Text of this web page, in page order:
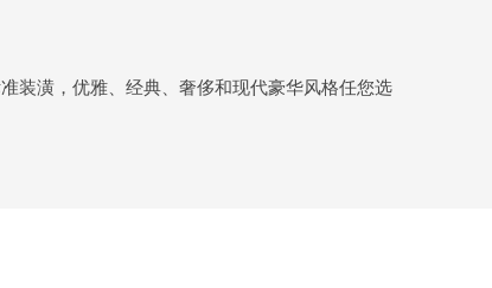
潢，优雅、经典、奢侈和现代豪华风格任您选